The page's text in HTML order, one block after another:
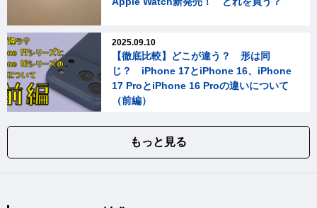
2025.09.10
【徹底比較】どこが違う？ 形は同
じ？ iPhone 17とiPhone 16、iPhone
17 ProとiPhone 16 Proの違いについて
（前編）
もっと見る